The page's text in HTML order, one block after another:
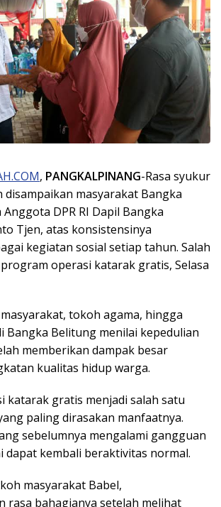
, PANGKALPINANG-Rasa syukur
disampaikan masyarakat Bangka
DPR RI Dapil Bangka
Tjen, atas konsistensinya
kegiatan sosial setiap tahun. Salah
operasi katarak gratis, Selasa
tokoh agama, hingga
Bangka Belitung menilai kepedulian
memberikan dampak besar
kualitas hidup warga.
katarak gratis menjadi salah satu
paling dirasakan manfaatnya.
sebelumnya mengalami gangguan
dapat kembali beraktivitas normal.
masyarakat Babel,
rasa bahagianya setelah melihat